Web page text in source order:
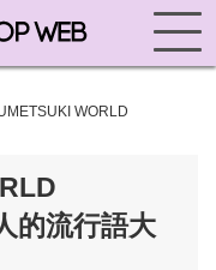
WORLD
的流行語大